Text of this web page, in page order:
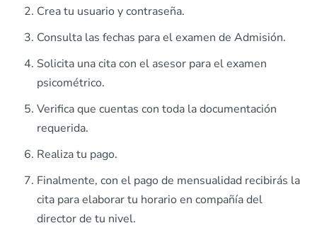
Crea tu usuario y contraseña.
Consulta las fechas para el examen de Admisión.
Solicita una cita con el asesor para el examen
psicométrico.
Verifica que cuentas con toda la documentación
requerida.
Realiza tu pago.
Finalmente, con el pago de mensualidad recibirás la
cita para elaborar tu horario en compañía del
director de tu nivel.